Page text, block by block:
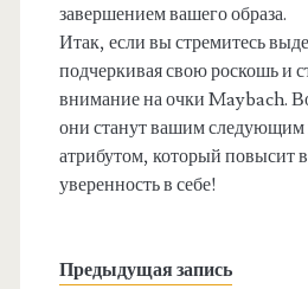
завершением вашего образа.
Итак, если вы стремитесь
подчеркивая свою роскошь и
внимание на очки Maybach.
они станут вашим
атрибутом, который повысит
уверенность в себе!
Предыдущая запись